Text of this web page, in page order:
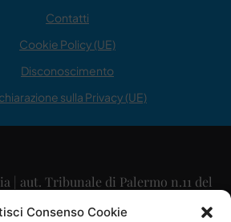
Consenso Cookie
Contatti
Cookie Policy (UE)
Disconoscimento
sulla Privacy (UE)
| aut. Tribunale di Palermo n.11 del
29/09/2015